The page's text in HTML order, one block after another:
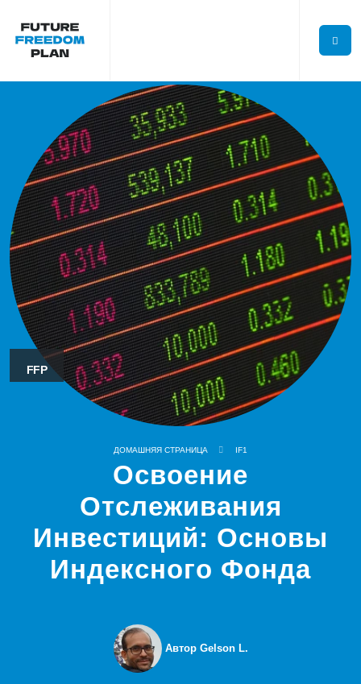
FFP
ДОМАШНЯЯ СТРАНИЦА IF1
Освоение
Отслеживания
Инвестиций: Основы
Индексного Фонда
Автор Gelson L.